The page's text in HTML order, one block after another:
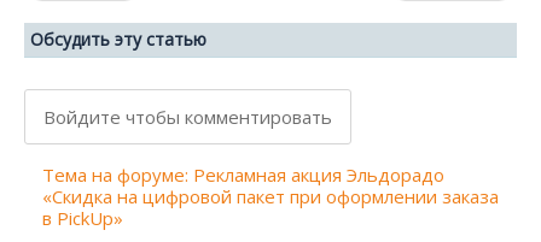
Обсудить эту статью
Войдите чтобы комментировать
Тема на форуме: Рекламная акция Эльдорадо
«Скидка на цифровой пакет при оформлении заказа
в PickUp»